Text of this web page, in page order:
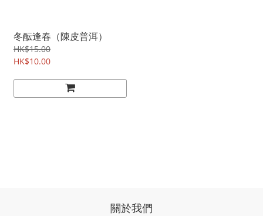
冬酝逢春（陳皮普洱）
HK$15.00
HK$10.00
關於我們